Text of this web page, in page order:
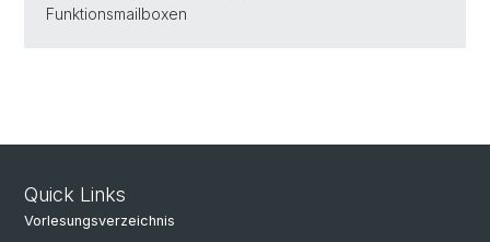
Funktionsmailboxen
Quick Links
Vorlesungsverzeichnis